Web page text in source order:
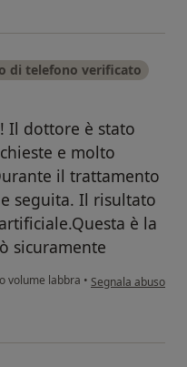
di telefono verificato
Il dottore è stato
e molto
il trattamento
seguita. Il risultato
è la
sicuramente
volume labbra • secondo
Segnala abuso